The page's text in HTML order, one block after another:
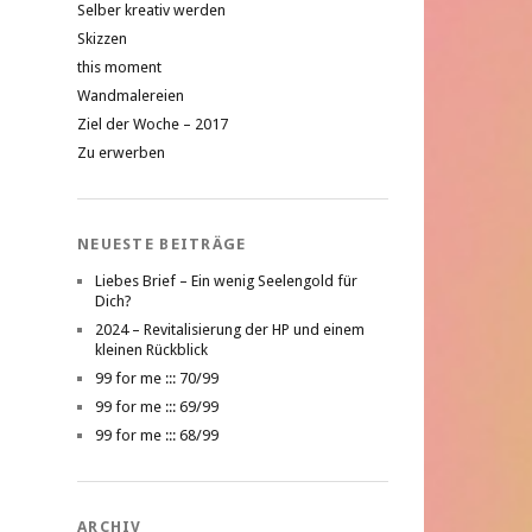
Selber kreativ werden
Skizzen
this moment
Wandmalereien
Ziel der Woche – 2017
Zu erwerben
NEUESTE BEITRÄGE
Liebes Brief – Ein wenig Seelengold für
Dich?
2024 – Revitalisierung der HP und einem
kleinen Rückblick
99 for me ::: 70/99
99 for me ::: 69/99
99 for me ::: 68/99
ARCHIV